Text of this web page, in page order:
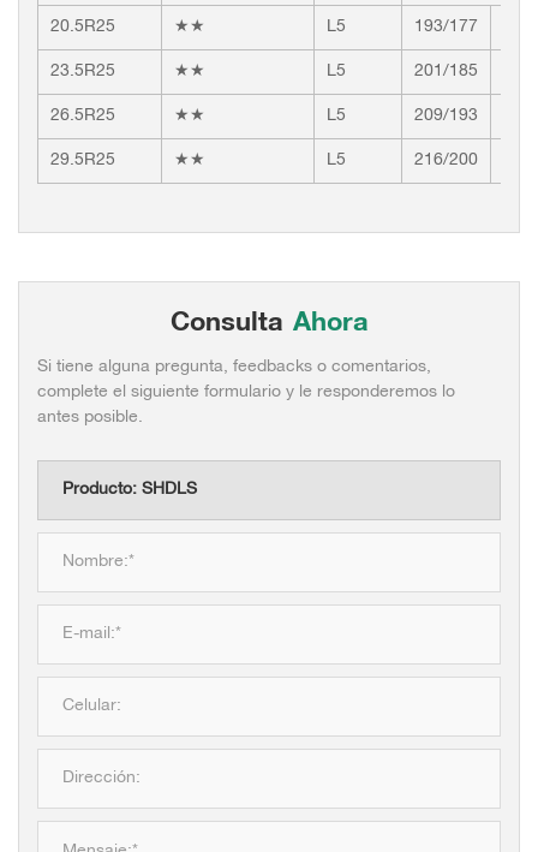
20.5R25 ★★ L5 193/177
23.5R25 ★★ L5 201/185
26.5R25 ★★ L5 209/193
29.5R25 ★★ L5 216/200
Consulta Ahora
Si tiene alguna pregunta, feedbacks o comentarios,
complete el siguiente formulario y le responderemos lo
antes posible.